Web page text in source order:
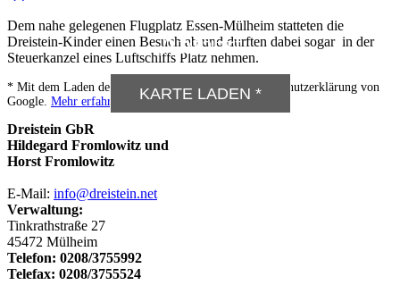
Dem nahe gelegenen Flugplatz Essen-Mülheim statteten die
Dreistein-Kinder einen Besuch ab und durften dabei sogar in der
Steuerkanzel eines Luftschiffs Platz nehmen.
Anfahrt
KARTE LADEN *
* Mit dem Laden der Karte akzeptieren Sie die Datenschutzerklärung von
Google. Mehr erfahren
Dreistein GbR
Hildegard Fromlowitz und
Horst Fromlowitz
E-Mail: info@dreistein.net
Verwaltung:
Tinkrathstraße 27
45472 Mülheim
Telefon: 0208/3755992
Telefax: 0208/3755524